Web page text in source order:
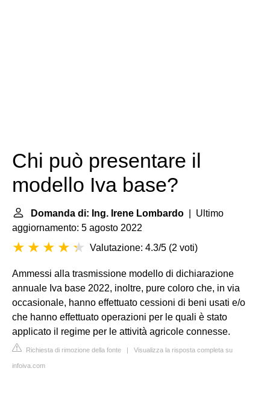
Chi può presentare il
modello Iva base?
Domanda di: Ing. Irene Lombardo | Ultimo
aggiornamento: 5 agosto 2022
Valutazione: 4.3/5 (2 voti)
Ammessi alla trasmissione modello di dichiarazione
annuale Iva base 2022, inoltre, pure coloro che, in via
occasionale, hanno effettuato cessioni di beni usati e/o
che hanno effettuato operazioni per le quali è stato
applicato il regime per le attività agricole connesse.
Richiesta di rimozione della fonte | Visualizza la risposta completa su
infoiva.com